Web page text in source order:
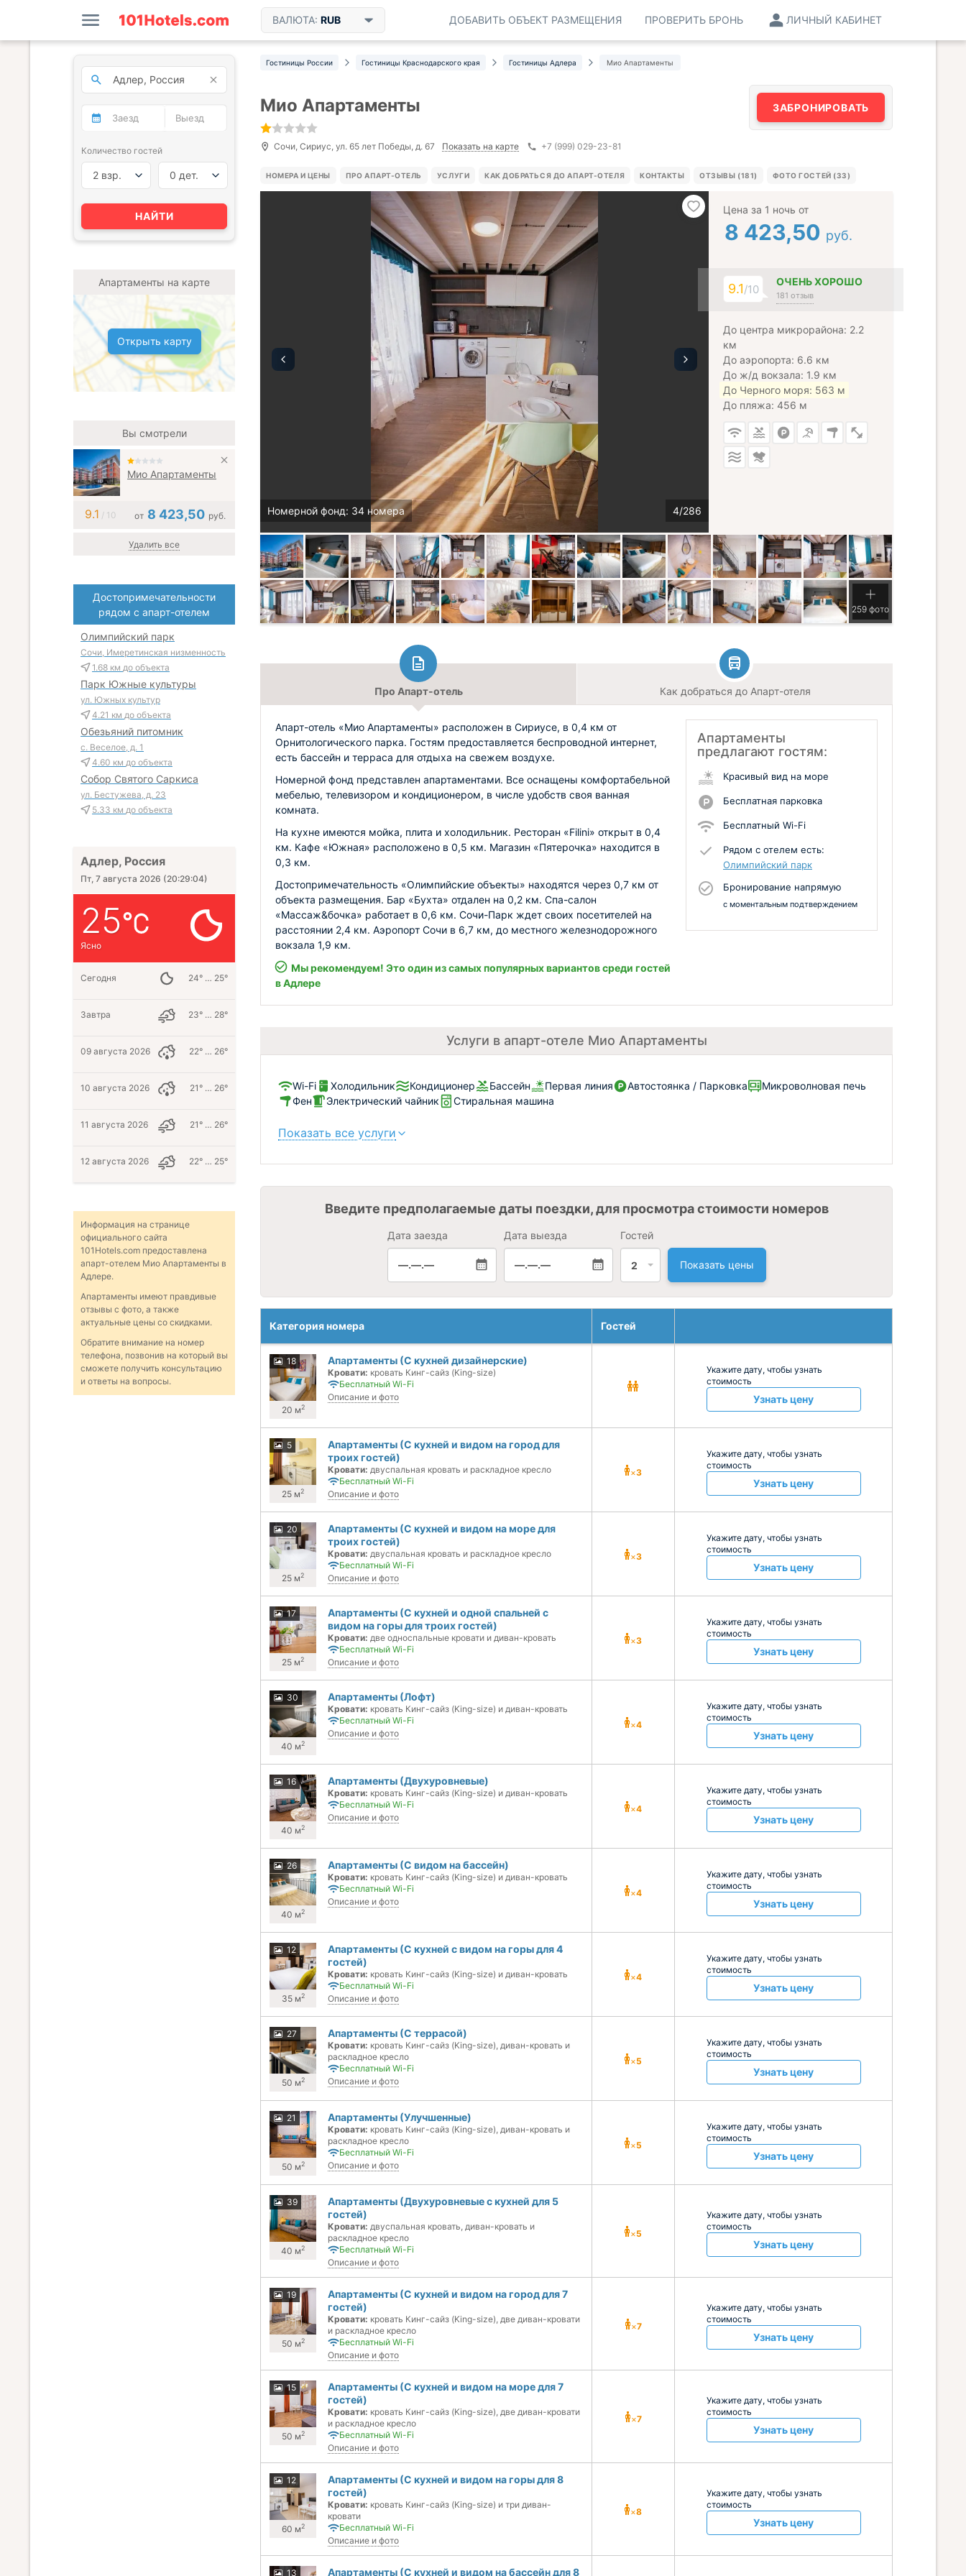
ВАЛЮТА: RUB ЛИЧНЫЙ КАБИНЕТ
ПРОВЕРИТЬ БРОНЬ
ДОБАВИТЬ ОБЪЕКТ РАЗМЕЩЕНИЯ
Гостиницы России Гостиницы Краснодарского края Гостиницы Адлера Мио Апартаменты
Мио Апартаменты
Сочи, Сириус, ул. 65 лет Победы, д. 67 Показать на карте +7 (999) 029-23-81
ЗАБРОНИРОВАТЬ
НОМЕРА И ЦЕНЫ ПРО АПАРТ-ОТЕЛЬ УСЛУГИ КАК ДОБРАТЬСЯ ДО АПАРТ-ОТЕЛЯ КОНТАКТЫ ОТЗЫВЫ (181) ФОТО ГОСТЕЙ (33)
Номерной фонд: 34 номера
Цена за 1 ночь от
8 423,50 руб.
9.1/10
ОЧЕНЬ ХОРОШО
181 отзыв
До центра микрорайона: 2.2
км
До аэропорта: 6.6 км
До ж/д вокзала: 1.9 км
До Черного моря: 563 м
До пляжа: 456 м
259 фото
Про Апарт-отель Как добраться до Апарт-отеля
Апартаменты
предлагают гостям:
Красивый вид на море
Бесплатная парковка
Бесплатный Wi-Fi
Рядом с отелем есть:
Олимпийский парк
Бронирование напрямую
с моментальным подтверждением
Апарт-отель «Мио Апартаменты» расположен в Сириусе, в 0,4 км от
Орнитологического парка. Гостям предоставляется беспроводной интернет,
есть бассейн и терраса для отдыха на свежем воздухе.
Номерной фонд представлен апартаментами. Все оснащены комфортабельной
мебелью, телевизором и кондиционером, в числе удобств своя ванная
комната.
На кухне имеются мойка, плита и холодильник. Ресторан «Filini» открыт в 0,4
км. Кафе «Южная» расположено в 0,5 км. Магазин «Пятерочка» находится в
0,3 км.
Достопримечательность «Олимпийские объекты» находятся через 0,7 км от
объекта размещения. Бар «Бухта» отдален на 0,2 км. Спа-салон
«Массаж&бочка» работает в 0,6 км. Сочи-Парк ждет своих посетителей на
расстоянии 2,4 км. Аэропорт Сочи в 6,7 км, до местного железнодорожного
вокзала 1,9 км.
Мы рекомендуем! Это один из самых популярных вариантов среди гостей
в Адлере
Услуги в апарт-отеле Мио Апартаменты
Wi-Fi Холодильник Кондиционер Бассейн Первая линия Автостоянка / Парковка
Микроволновая печь
Фен
Электрический чайник Стиральная машина
Показать все услуги
Введите предполагаемые даты поездки, для просмотра стоимости номеров
Дата заезда
—.—.—
Дата выезда
—.—.—
Гостей
2 Показать цены
Категория номера Гостей
18
20 м2
Апартаменты (С кухней дизайнерские)
Кровати: кровать Кинг-сайз (King-size)
Бесплатный Wi-Fi
Описание и фото
Укажите дату, чтобы узнать
стоимость
Узнать цену
5
25 м2
Апартаменты (С кухней и видом на город для
троих гостей)
Кровати: двуспальная кровать и раскладное кресло
Бесплатный Wi-Fi
Описание и фото
×3
Укажите дату, чтобы узнать
стоимость
Узнать цену
20
25 м2
Апартаменты (С кухней и видом на море для
троих гостей)
Кровати: двуспальная кровать и раскладное кресло
Бесплатный Wi-Fi
Описание и фото
×3
Укажите дату, чтобы узнать
стоимость
Узнать цену
17
25 м2
Апартаменты (С кухней и одной спальней с
видом на горы для троих гостей)
Кровати: две односпальные кровати и диван-кровать
Бесплатный Wi-Fi
Описание и фото
×3
Укажите дату, чтобы узнать
стоимость
Узнать цену
30
40 м2
Апартаменты (Лофт)
Кровати: кровать Кинг-сайз (King-size) и диван-кровать
Бесплатный Wi-Fi
Описание и фото
×4
Укажите дату, чтобы узнать
стоимость
Узнать цену
16
40 м2
Апартаменты (Двухуровневые)
Кровати: кровать Кинг-сайз (King-size) и диван-кровать
Бесплатный Wi-Fi
Описание и фото
×4
Укажите дату, чтобы узнать
стоимость
Узнать цену
26
40 м2
Апартаменты (С видом на бассейн)
Кровати: кровать Кинг-сайз (King-size) и диван-кровать
Бесплатный Wi-Fi
Описание и фото
×4
Укажите дату, чтобы узнать
стоимость
Узнать цену
12
35 м2
Апартаменты (С кухней с видом на горы для 4
гостей)
Кровати: кровать Кинг-сайз (King-size) и диван-кровать
Бесплатный Wi-Fi
Описание и фото
×4
Укажите дату, чтобы узнать
стоимость
Узнать цену
27
50 м2
Апартаменты (С террасой)
Кровати: кровать Кинг-сайз (King-size), диван-кровать и
раскладное кресло
Бесплатный Wi-Fi
Описание и фото
×5
Укажите дату, чтобы узнать
стоимость
Узнать цену
21
50 м2
Апартаменты (Улучшенные)
Кровати: кровать Кинг-сайз (King-size), диван-кровать и
раскладное кресло
Бесплатный Wi-Fi
Описание и фото
×5
Укажите дату, чтобы узнать
стоимость
Узнать цену
39
40 м2
Апартаменты (Двухуровневые с кухней для 5
гостей)
Кровати: двуспальная кровать, диван-кровать и
раскладное кресло
Бесплатный Wi-Fi
Описание и фото
×5
Укажите дату, чтобы узнать
стоимость
Узнать цену
19
50 м2
Апартаменты (С кухней и видом на город для 7
гостей)
Кровати: кровать Кинг-сайз (King-size), две диван-кровати
и раскладное кресло
Бесплатный Wi-Fi
Описание и фото
×7
Укажите дату, чтобы узнать
стоимость
Узнать цену
15
50 м2
Апартаменты (С кухней и видом на море для 7
гостей)
Кровати: кровать Кинг-сайз (King-size), две диван-кровати
и раскладное кресло
Бесплатный Wi-Fi
Описание и фото
×7
Укажите дату, чтобы узнать
стоимость
Узнать цену
12
60 м2
Апартаменты (С кухней и видом на горы для 8
гостей)
Кровати: кровать Кинг-сайз (King-size) и три диван-
кровати
Бесплатный Wi-Fi
Описание и фото
×8
Укажите дату, чтобы узнать
стоимость
Узнать цену
13 Апартаменты (С кухней и видом на бассейн для 8
Количество гостей
2 взр. 0 дет.
НАЙТИ
Апартаменты на карте
Открыть карту
Вы смотрели
Мио Апартаменты
9.1 / 10 от 8 423,50 руб.
Удалить все
Достопримечательности
рядом с апарт-отелем
Олимпийский парк
Сочи, Имеретинская низменность
1.68 км до объекта
Парк Южные культуры
ул. Южных культур
4.21 км до объекта
Обезьяний питомник
с. Веселое, д. 1
4.60 км до объекта
Собор Святого Саркиса
ул. Бестужева, д. 23
5.33 км до объекта
Адлер, Россия
Пт, 7 августа 2026 (20:29:06)
25
Ясно
Сегодня 24° … 25°
Завтра 23° … 28°
09 августа 2026 22° … 26°
10 августа 2026 21° … 26°
11 августа 2026 21° … 26°
12 августа 2026 22° … 25°
Информация на странице
официального сайта
101Hotels.com предоставлена
апарт-отелем Мио Апартаменты в
Адлере.
Апартаменты имеют правдивые
отзывы с фото, а также
актуальные цены со скидками.
Обратите внимание на номер
телефона, позвонив на который вы
сможете получить консультацию
и ответы на вопросы.